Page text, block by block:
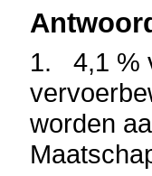
1. 4,1 %
worden